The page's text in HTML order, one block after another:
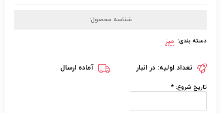
شناسه محصول:
دسته بندی: میز
تعداد اولیه: در انبار آماده ارسال
تاریخ شروع: *